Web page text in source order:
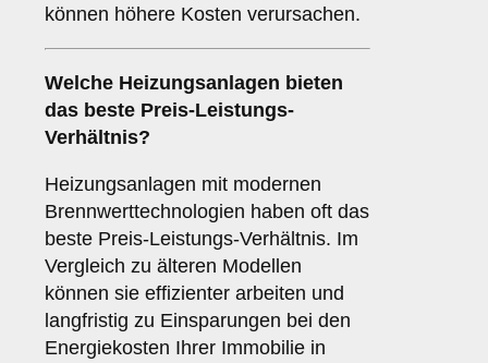
können höhere Kosten verursachen.
Welche Heizungsanlagen bieten
das beste Preis-Leistungs-
Verhältnis?
Heizungsanlagen mit modernen
Brennwerttechnologien haben oft das
beste Preis-Leistungs-Verhältnis. Im
Vergleich zu älteren Modellen
können sie effizienter arbeiten und
langfristig zu Einsparungen bei den
Energiekosten Ihrer Immobilie in